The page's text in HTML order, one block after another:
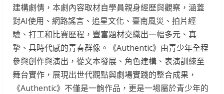
建構劇情，本劇內容取材自學員親身經歷與觀察，涵蓋
對AI使用、網路謠言、追星文化、臺南風災、拍片經
驗、打工和比賽歷程，豐富題材交織出一幅多元、真
摯、具時代感的青春群像。《Authentic》由青少年全程
參與創作與演出，從文本發展、角色建構、表演訓練至
舞台實作，展現出世代觀點與劇場實踐的整合成果，
《Authentic》不僅是一齣作品，更是一場屬於青少年的